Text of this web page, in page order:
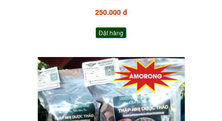
250.000 đ
Đặt hàng